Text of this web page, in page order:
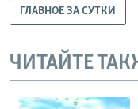
ГЛАВНОЕ ЗА СУТКИ
ЧИТАЙТЕ